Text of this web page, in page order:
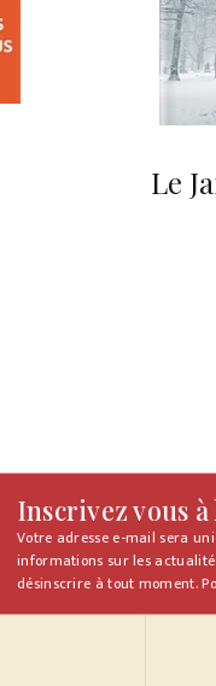
Le
Inscrivez vous
Votre adresse e-mail sera
informations sur les
désinscrire à tout moment.